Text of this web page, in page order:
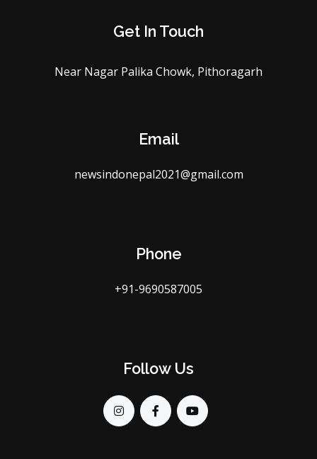
Get In Touch
Near Nagar Palika Chowk, Pithoragarh
Email
newsindonepal2021@gmail.com
Phone
+91-9690587005
Follow Us